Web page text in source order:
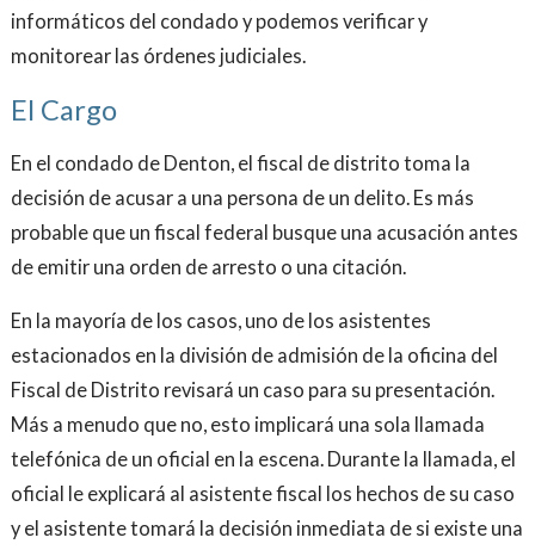
informáticos del condado y podemos verificar y
monitorear las órdenes judiciales.
El Cargo
En el condado de Denton, el fiscal de distrito toma la
decisión de acusar a una persona de un delito. Es más
probable que un fiscal federal busque una acusación antes
de emitir una orden de arresto o una citación.
En la mayoría de los casos, uno de los asistentes
estacionados en la división de admisión de la oficina del
Fiscal de Distrito revisará un caso para su presentación.
Más a menudo que no, esto implicará una sola llamada
telefónica de un oficial en la escena. Durante la llamada, el
oficial le explicará al asistente fiscal los hechos de su caso
y el asistente tomará la decisión inmediata de si existe una